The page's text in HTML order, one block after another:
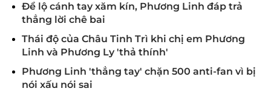
Để lộ cánh tay xăm kín, Phương Linh đáp trả
thẳng lời chê bai
Thái độ của Châu Tinh Trì khi chị em Phương
Linh và Phương Ly 'thả thính'
Phương Linh 'thẳng tay' chặn 500 anti-fan vì bị
nói xấu nói sai